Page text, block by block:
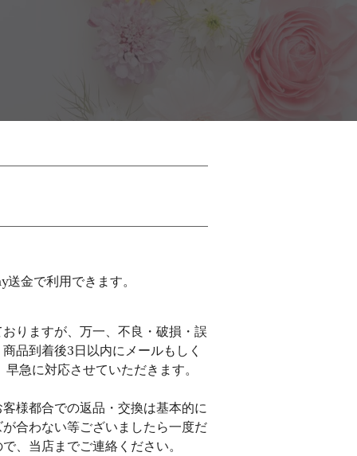
金で利用できます。
りますが、万一、不良・破損・誤
品到着後3日以内にメールもしく
急に対応させていただきます。
様都合での返品・交換は基本的に
合わない等ございましたら一度だ
、当店までご連絡ください。